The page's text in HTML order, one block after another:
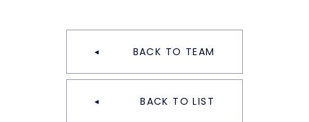
BACK TO TEAM
BACK TO LIST